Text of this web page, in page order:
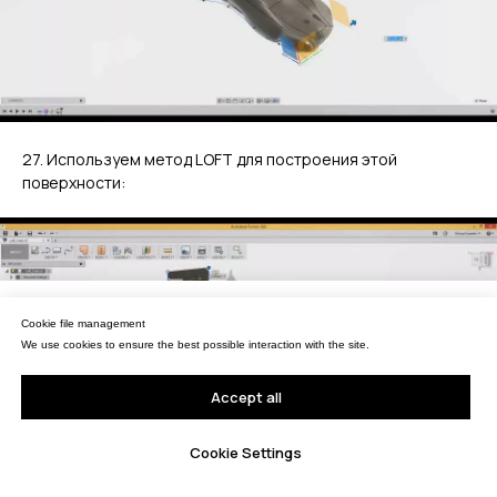
27. Используем метод LOFT для построения этой
поверхности:
Мы используем файлы cookie для обеспечения наилучшего взаимодействия с
сайтом.
Принять все
Настройки Cookie
Copyright © 2026 RangeVision.
Все права защищены.
Cookie file management
We use cookies to ensure the best possible interaction with the site.
Accept all
Cookie Settings
Coordinate measuring machines
Portable measuring arms
Company
Support
Distributors
Services
MAIN